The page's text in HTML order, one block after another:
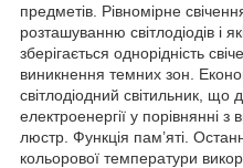
предметів. Рівномірне
розташуванню світлодіодів і
зберігається однорідність
виникнення темних зон.
світлодіодний світильник,
електроенергії у порівнянні
люстр. Функція пам’яті.
кольорової температури